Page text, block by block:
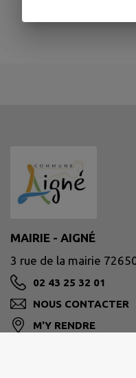
MAIRIE - AIGNÉ
3 rue de la mairie
02 43 25 32 01
NOUS CONTACTER
M'Y RENDRE